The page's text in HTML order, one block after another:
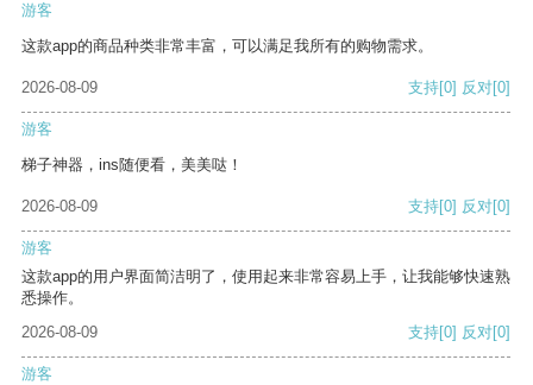
游客
这款app的商品种类非常丰富，可以满足我所有的购物需求。
2026-08-09 支持[0] 反对[0]
游客
梯子神器，ins随便看，美美哒！
2026-08-09 支持[0] 反对[0]
游客
这款app的用户界面简洁明了，使用起来非常容易上手，让我能够快速熟
悉操作。
2026-08-09
支持[0] 反对[0]
游客